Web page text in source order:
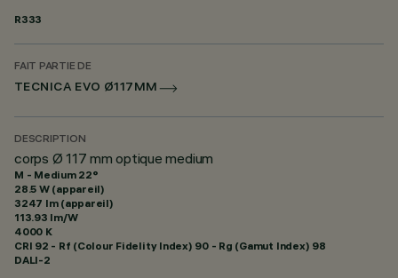
R333
FAIT PARTIE DE
TECNICA EVO Ø117MM
DESCRIPTION
corps Ø 117 mm optique medium
M - Medium 22°
28.5 W (appareil)
3247 lm (appareil)
113.93 lm/W
4000 K
CRI 92 - Rf (Colour Fidelity Index) 90 - Rg (Gamut Index) 98
DALI-2